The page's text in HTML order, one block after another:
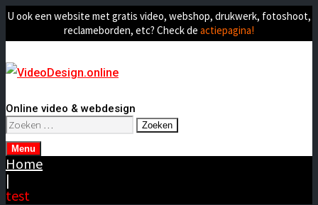
U ook een website met gratis video, webshop, drukwerk, fotoshoot,
reclameborden, etc? Check de actiepagina!
Online video & webdesign
Zoeken
naar:
Menu
Home
|
test